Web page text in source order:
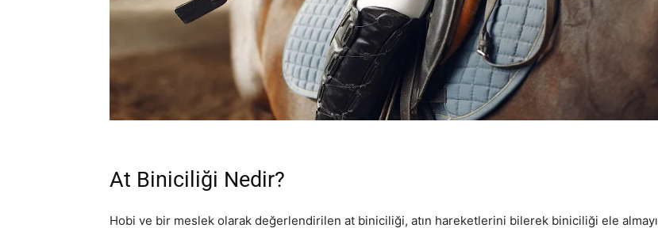
At Biniciliği Nedir?
Hobi ve bir meslek olarak değerlendirilen at biniciliği, atın hareketlerini bilerek biniciliği ele almayı